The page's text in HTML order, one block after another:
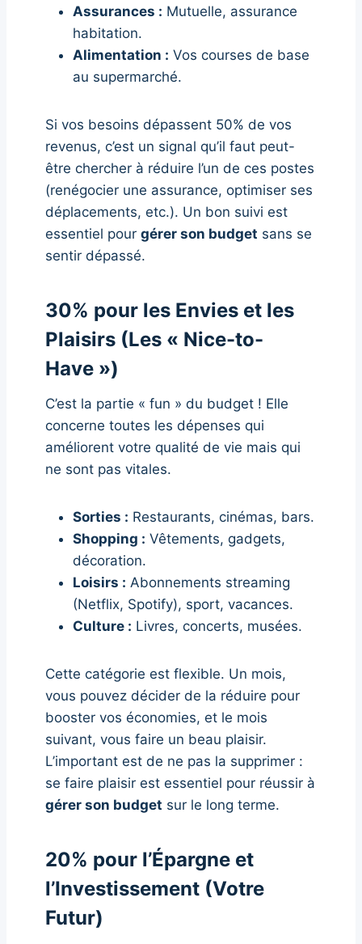
Assurances : Mutuelle, assurance
habitation.
Alimentation : Vos courses de base
au supermarché.
Si vos besoins dépassent 50% de vos
revenus, c’est un signal qu’il faut peut-
être chercher à réduire l’un de ces postes
(renégocier une assurance, optimiser ses
déplacements, etc.). Un bon suivi est
essentiel pour gérer son budget sans se
sentir dépassé.
30% pour les Envies et les
Plaisirs (Les « Nice-to-
Have »)
C’est la partie « fun » du budget ! Elle
concerne toutes les dépenses qui
améliorent votre qualité de vie mais qui
ne sont pas vitales.
Sorties : Restaurants, cinémas, bars.
Shopping : Vêtements, gadgets,
décoration.
Loisirs : Abonnements streaming
(Netflix, Spotify), sport, vacances.
Culture : Livres, concerts, musées.
Cette catégorie est flexible. Un mois,
vous pouvez décider de la réduire pour
booster vos économies, et le mois
suivant, vous faire un beau plaisir.
L’important est de ne pas la supprimer :
se faire plaisir est essentiel pour réussir à
gérer son budget sur le long terme.
20% pour l’Épargne et
l’Investissement (Votre
Futur)